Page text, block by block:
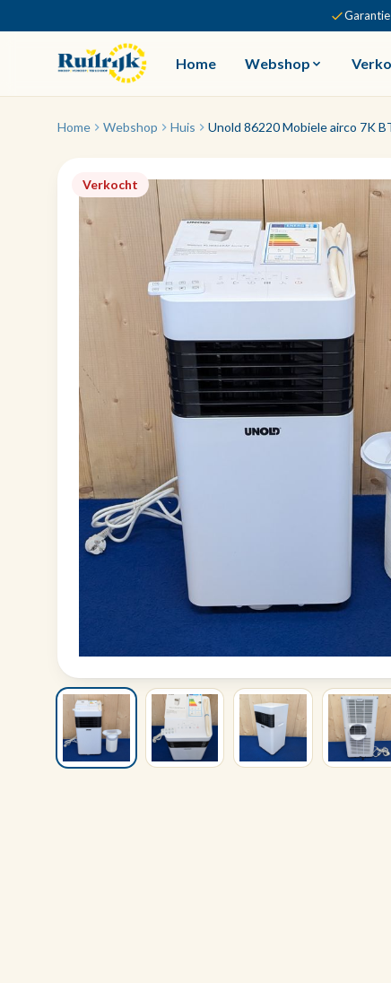
Home Webshop
Home Webshop Huis Unold 86220 Mobiele airco 7K
Verkocht